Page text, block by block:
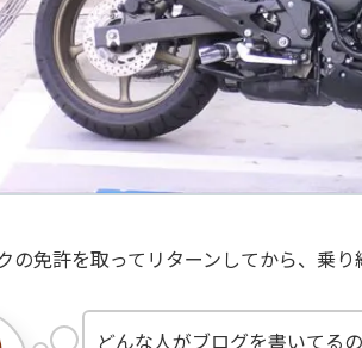
の免許を取ってリターンしてから、乗り
どんな人がブログを書いてる